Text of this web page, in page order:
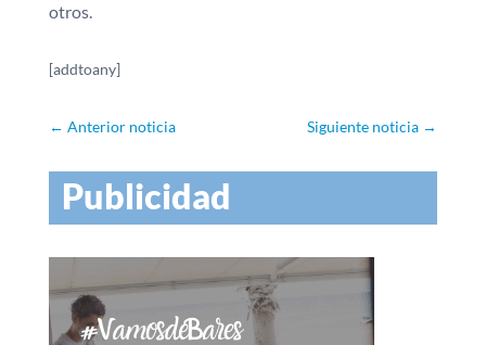
otros.
[addtoany]
← Anterior noticia Siguiente noticia →
Publicidad